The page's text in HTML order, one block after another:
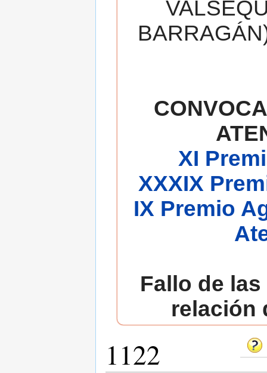
XI
XXXIX
IX Premio
Fallo de
relación
1122